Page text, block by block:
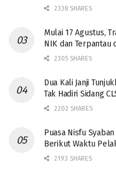
2338 SHARES
Mulai 17 Agustus,
NIK dan Terpantau
2305 SHARES
Dua Kali Janji
Tak Hadiri Sidang
2202 SHARES
Puasa Nisfu
Berikut Waktu
2193 SHARES